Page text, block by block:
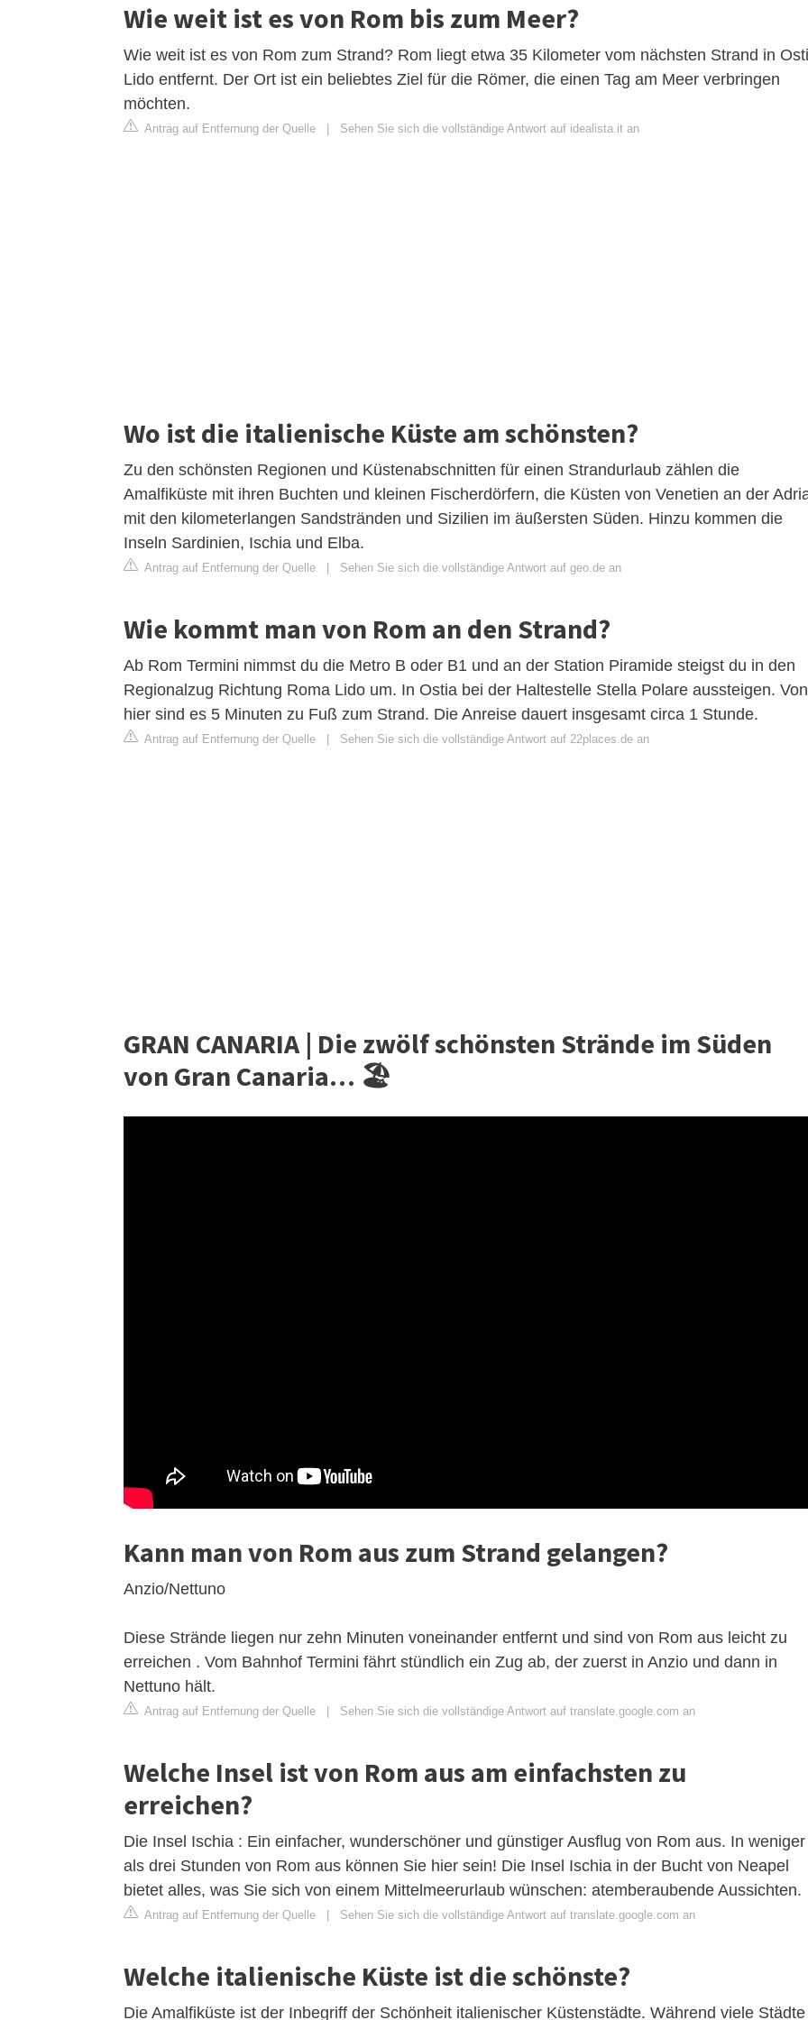
Wie weit ist es von Rom bis zum Meer?
Wie weit ist es von Rom zum Strand? Rom liegt etwa 35 Kilometer vom nächsten Strand in
Lido entfernt. Der Ort ist ein beliebtes Ziel für die Römer, die einen Tag am Meer verbringen
möchten.
Antrag auf Entfernung der Quelle Sehen Sie sich die vollständige Antwort auf idealista.it an
Wo ist die italienische Küste am schönsten?
Zu den schönsten Regionen und Küstenabschnitten für einen Strandurlaub zählen die
Amalfiküste mit ihren Buchten und kleinen Fischerdörfern, die Küsten von Venetien an der
mit den kilometerlangen Sandstränden und Sizilien im äußersten Süden. Hinzu kommen die
Inseln Sardinien, Ischia und Elba.
Antrag auf Entfernung der Quelle Sehen Sie sich die vollständige Antwort auf geo.de an
Wie kommt man von Rom an den Strand?
Ab Rom Termini nimmst du die Metro B oder B1 und an der Station Piramide steigst du in den
Regionalzug Richtung Roma Lido um. In Ostia bei der Haltestelle Stella Polare aussteigen. Von
hier sind es 5 Minuten zu Fuß zum Strand. Die Anreise dauert insgesamt circa 1 Stunde.
Antrag auf Entfernung der Quelle Sehen Sie sich die vollständige Antwort auf 22places.de an
GRAN CANARIA | Die zwölf schönsten Strände im Süden
von Gran Canaria… 🏖️
Kann man von Rom aus zum Strand gelangen?
Anzio/Nettuno
Diese Strände liegen nur zehn Minuten voneinander entfernt und sind von Rom aus leicht zu
erreichen . Vom Bahnhof Termini fährt stündlich ein Zug ab, der zuerst in Anzio und dann in
Nettuno hält.
Antrag auf Entfernung der Quelle | Sehen Sie sich die vollständige Antwort auf translate.google.com an
Welche Insel ist von Rom aus am einfachsten zu
erreichen?
Die Insel Ischia : Ein einfacher, wunderschöner und günstiger Ausflug von Rom aus. In weniger
als drei Stunden von Rom aus können Sie hier sein! Die Insel Ischia in der Bucht von Neapel
bietet alles, was Sie sich von einem Mittelmeerurlaub wünschen: atemberaubende Aussichten.
Antrag auf Entfernung der Quelle | Sehen Sie sich die vollständige Antwort auf translate.google.com an
Welche italienische Küste ist die schönste?
Die Amalfiküste ist der Inbegriff der Schönheit italienischer Küstenstädte. Während viele Städte